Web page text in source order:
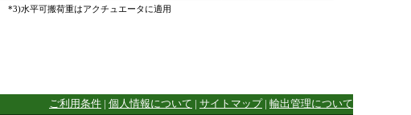
水平可搬荷重はアクチュエータに適用
ご利用条件 個人情報について サイトマップ 輸出管理について